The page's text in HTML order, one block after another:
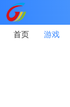
首页 游戏